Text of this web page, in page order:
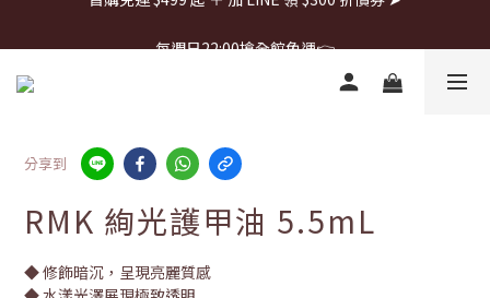
首購免運 $499 起 ＋ 加 LINE 領 $300 折價券 ➤
分享到
RMK 絢光護甲油 5.5mL
◆ 修飾暗沉，呈現亮麗質感